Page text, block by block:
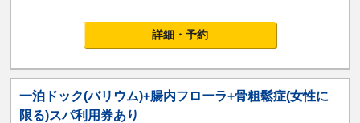
詳細・予約
一泊ドック(バリウム)+腸内フローラ+骨粗鬆症(女性に
限る)スパ利用券あり